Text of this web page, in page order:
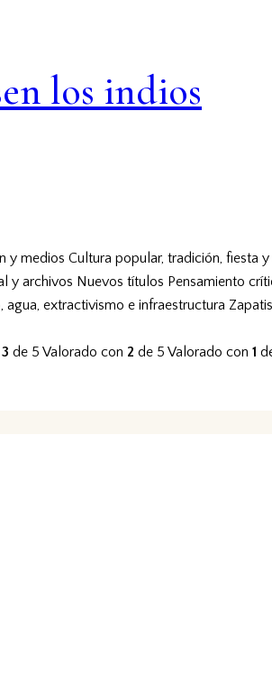
los indios
y medios Cultura popular, tradición, fiesta
y archivos Nuevos títulos Pensamiento
agua, extractivismo e infraestructura
3 de 5 Valorado con 2 de 5 Valorado con 1